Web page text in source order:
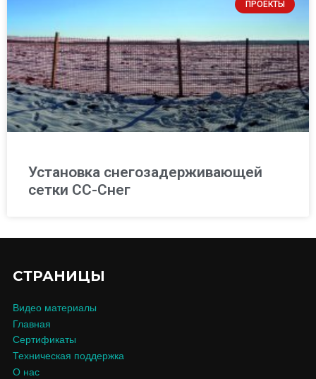
ПРОЕКТЫ
Установка снегозадерживающей
сетки СС-Снег
СТРАНИЦЫ
Видео материалы
Главная
Сертификаты
Техническая поддержка
О нас